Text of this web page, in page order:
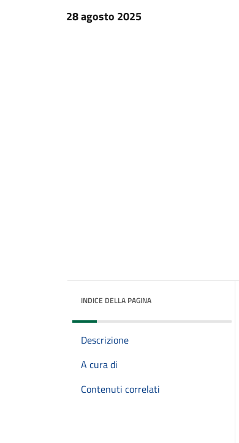
28 agosto 2025
INDICE DELLA PAGINA
Descrizione
A cura di
Contenuti correlati